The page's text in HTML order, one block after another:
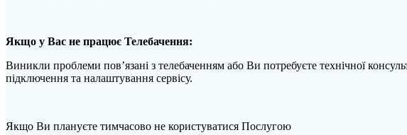
Якщо у Вас не працює Телебачення:
Виникли проблеми пов’язані з телебаченням або Ви потребуєте технічної
підключення та налаштування сервісу.
Якщо Ви плануєте тимчасово не користуватися Послугою